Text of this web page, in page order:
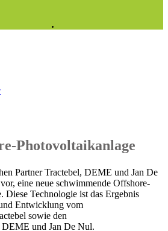
Photovoltaikanlage
Partner Tractebel, DEME und Jan De
eine neue schwimmende Offshore-
Diese Technologie ist das Ergebnis
Entwicklung vom
sowie den
DEME und Jan De Nul.